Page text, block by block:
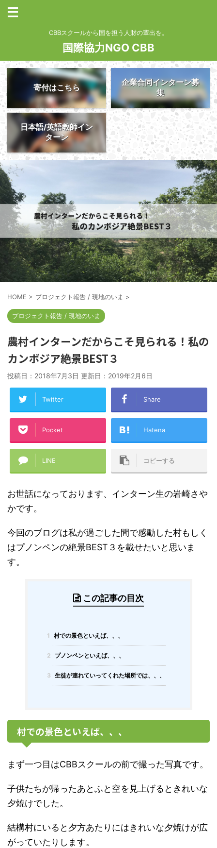
CBBスクールから国を担う人財の輩出を。
国際協力NGO CBB
寄付はこちら
企業合同インターン募
集
日本語/英語教師イン
ターン
HOME > プロジェクト報告 / 現地のいま >
プロジェクト報告 / 現地のいま
農村インターンだからこそ見られる！私の
カンボジア絶景BEST３
投稿日：2018年7月3日 更新日： 2019年2月6日
Twitter Share
Pocket Hatena
LINE コピーする
お世話になっております、インターン生の岩崎さや
かです。
今回のブログは私が過ごした間で感動した村もしく
はプノンペンの絶景BEST３を載せたいと思いま
す。
この記事の目次
1 村での景色といえば、、、
2 プノンペンといえば、、、
3 生徒が連れていってくれた場所では、、、
村での景色といえば、、、
まず一つ目はCBBスクールの前で撮った写真です。
子供たちが帰ったあとふと空を見上げるときれいな
夕焼けでした。
結構村にいると夕方あたりにはきれいな夕焼けが広
がっていたりします。